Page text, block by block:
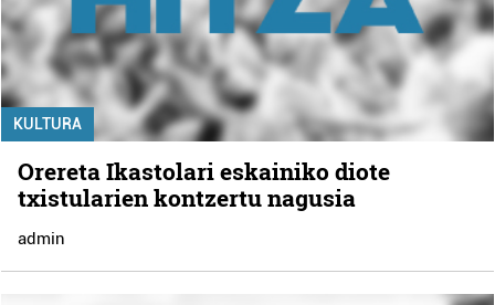
KULTURA
Orereta Ikastolari eskainiko diote
txistularien kontzertu nagusia
admin